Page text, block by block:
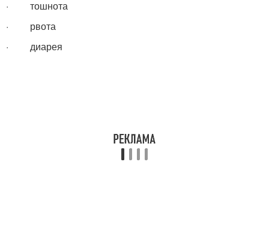
· тошнота
· рвота
· диарея